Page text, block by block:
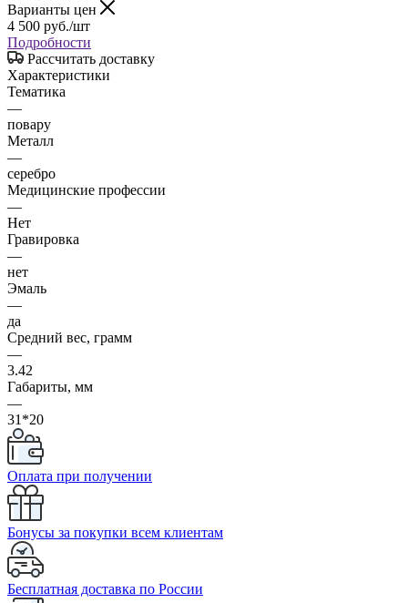
Варианты цен
4 500 руб./шт
Подробности
Рассчитать доставку
Характеристики
Тематика
—
повару
Металл
—
серебро
Медицинские профессии
—
Нет
Гравировка
—
нет
Эмаль
—
да
Средний вес, грамм
—
3.42
Габариты, мм
—
31*20
Оплата при получении
Бонусы за покупки всем клиентам
Бесплатная доставка по России